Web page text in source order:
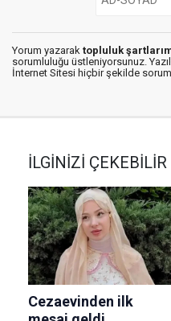
Yorum yazarak topluluk
sorumluluğu üstleniyorsunuz.
İnternet Sitesi hiçbir şekilde